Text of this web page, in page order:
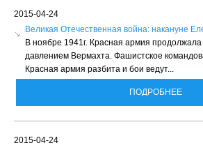
2015-04-24
Великая Отечественная война: накануне
В ноябре 1941г. Красная армия продолжала
давлением Вермахта. Фашистское
Красная армия разбита и бои ведут...
ПОДРОБНЕЕ
2015-04-24